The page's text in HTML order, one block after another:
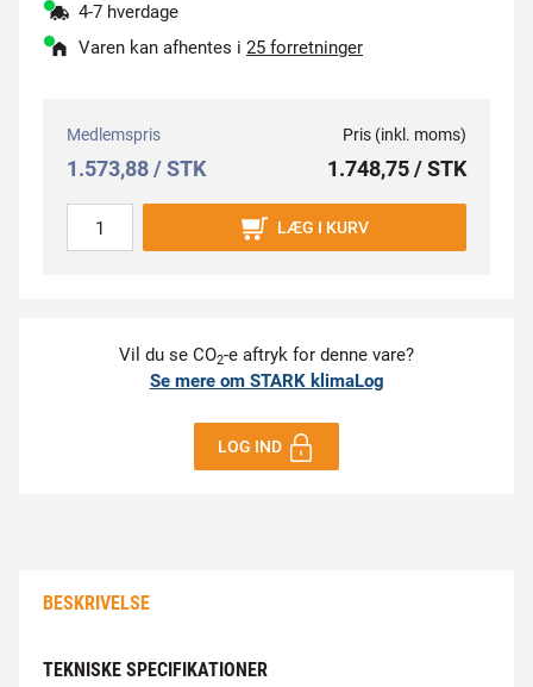
4-7 hverdage
Varen kan afhentes i 25 forretninger
Medlemspris
1.573,88 / STK
Pris (inkl. moms)
1.748,75 / STK
LÆG I KURV
Vil du se CO2-e aftryk for denne vare?
Se mere om STARK klimaLog
LOG IND
BESKRIVELSE
TEKNISKE SPECIFIKATIONER